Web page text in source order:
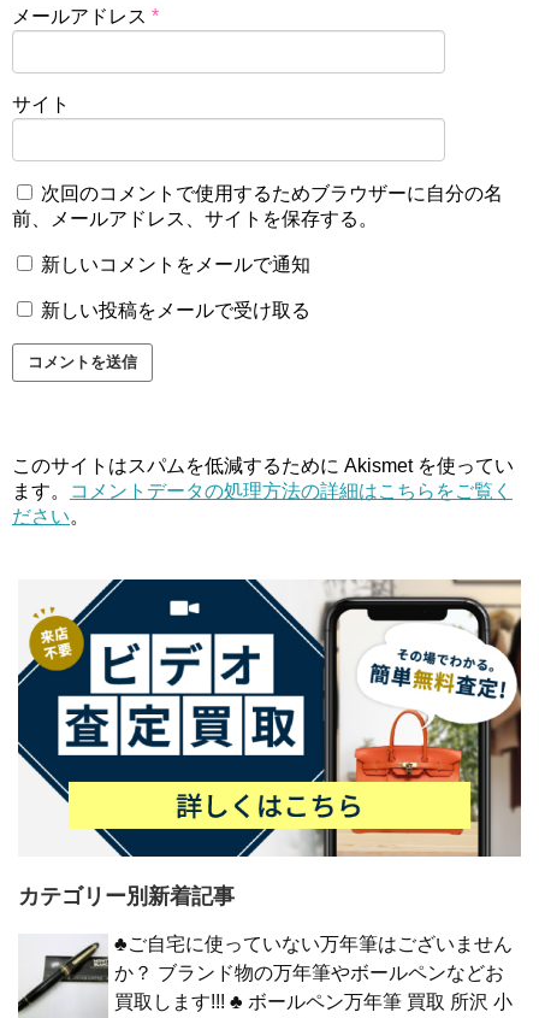
メールアドレス *
サイト
次回のコメントで使用するためブラウザーに自分の名
前、メールアドレス、サイトを保存する。
新しいコメントをメールで通知
新しい投稿をメールで受け取る
このサイトはスパムを低減するために Akismet を使ってい
ます。
コメントデータの処理方法の詳細はこちらをご覧く
ださい。
カテゴリー別新着記事
♣ご自宅に使っていない万年筆はございません
か？ ブランド物の万年筆やボールペンなどお
買取します!!! ♣ ボールペン万年筆 買取 所沢 小